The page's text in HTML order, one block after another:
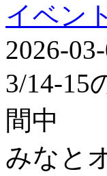
イベン
2026-
3/14-15
間中
みなと